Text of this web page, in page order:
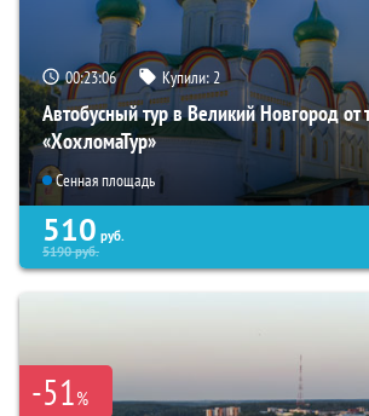
00:23:04 Купили:2
Автобусный тур в Великий Новгород от
«ХохломаТур»
Сенная площадь
510 руб.
5190руб.
-51%